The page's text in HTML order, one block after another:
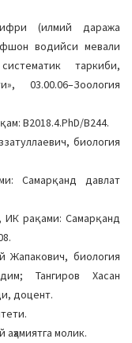
(илмий даража
водийси мевали
таркиби,
03.00.06–Зоология
В2018.4.РhD/В244.
биология
Самарқанд давлат
ИК рақами: Самарқанд
Жапакович, биология
Тангиров Хасан
доцент.
молик.